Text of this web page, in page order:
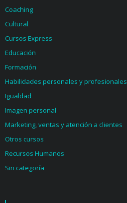
Coaching
Cultural
Cursos Express
Educación
Formación
Habilidades personales y profesionales
Igualdad
Imagen personal
Marketing, ventas y atención a clientes
Otros cursos
Recursos Humanos
Sin categoría